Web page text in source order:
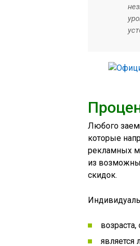
Любого
которые
рекламных
из
скидок.
является